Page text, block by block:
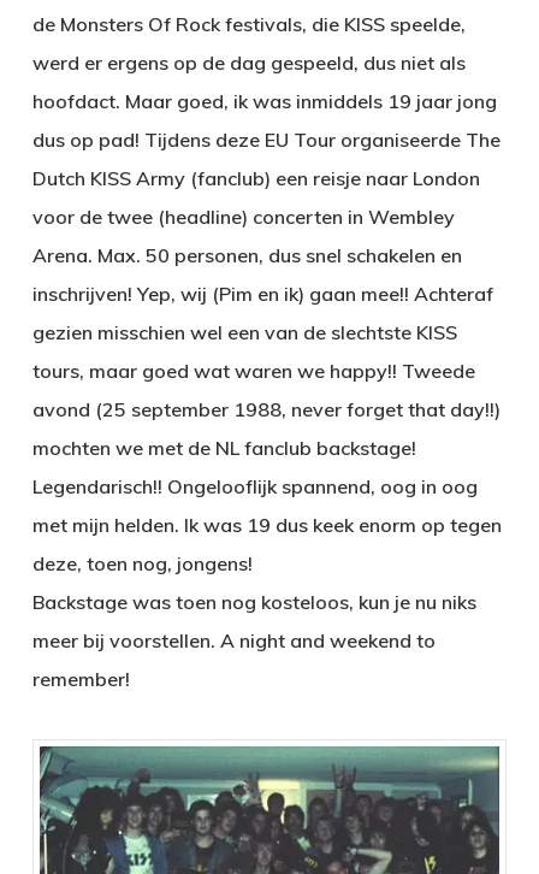
de Monsters Of Rock festivals, die KISS speelde,
werd er ergens op de dag gespeeld, dus niet als
hoofdact. Maar goed, ik was inmiddels 19 jaar jong
dus op pad! Tijdens deze EU Tour organiseerde The
Dutch KISS Army (fanclub) een reisje naar London
voor de twee (headline) concerten in Wembley
Arena. Max. 50 personen, dus snel schakelen en
inschrijven! Yep, wij (Pim en ik) gaan mee!! Achteraf
gezien misschien wel een van de slechtste KISS
tours, maar goed wat waren we happy!! Tweede
avond (25 september 1988, never forget that day!!)
mochten we met de NL fanclub backstage!
Legendarisch!! Ongelooflijk spannend, oog in oog
met mijn helden. Ik was 19 dus keek enorm op tegen
deze, toen nog, jongens!
Backstage was toen nog kosteloos, kun je nu niks
meer bij voorstellen. A night and weekend to
remember!